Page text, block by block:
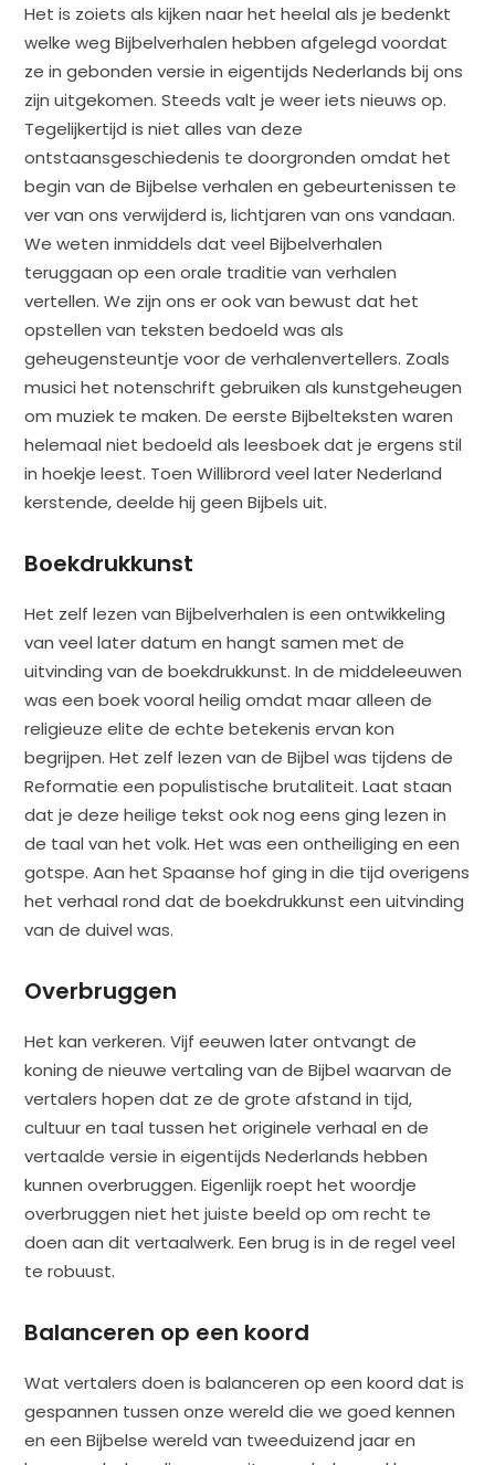
Het is zoiets als kijken naar het heelal als je bedenkt
welke weg Bijbelverhalen hebben afgelegd voordat
ze in gebonden versie in eigentijds Nederlands bij ons
zijn uitgekomen. Steeds valt je weer iets nieuws op.
Tegelijkertijd is niet alles van deze
ontstaansgeschiedenis te doorgronden omdat het
begin van de Bijbelse verhalen en gebeurtenissen te
ver van ons verwijderd is, lichtjaren van ons vandaan.
We weten inmiddels dat veel Bijbelverhalen
teruggaan op een orale traditie van verhalen
vertellen. We zijn ons er ook van bewust dat het
opstellen van teksten bedoeld was als
geheugensteuntje voor de verhalenvertellers. Zoals
musici het notenschrift gebruiken als kunstgeheugen
om muziek te maken. De eerste Bijbelteksten waren
helemaal niet bedoeld als leesboek dat je ergens stil
in hoekje leest. Toen Willibrord veel later Nederland
kerstende, deelde hij geen Bijbels uit.
Boekdrukkunst
Het zelf lezen van Bijbelverhalen is een ontwikkeling
van veel later datum en hangt samen met de
uitvinding van de boekdrukkunst. In de middeleeuwen
was een boek vooral heilig omdat maar alleen de
religieuze elite de echte betekenis ervan kon
begrijpen. Het zelf lezen van de Bijbel was tijdens de
Reformatie een populistische brutaliteit. Laat staan
dat je deze heilige tekst ook nog eens ging lezen in
de taal van het volk. Het was een ontheiliging en een
gotspe. Aan het Spaanse hof ging in die tijd overigens
het verhaal rond dat de boekdrukkunst een uitvinding
van de duivel was.
Overbruggen
Het kan verkeren. Vijf eeuwen later ontvangt de
koning de nieuwe vertaling van de Bijbel waarvan de
vertalers hopen dat ze de grote afstand in tijd,
cultuur en taal tussen het originele verhaal en de
vertaalde versie in eigentijds Nederlands hebben
kunnen overbruggen. Eigenlijk roept het woordje
overbruggen niet het juiste beeld op om recht te
doen aan dit vertaalwerk. Een brug is in de regel veel
te robuust.
Balanceren op een koord
Wat vertalers doen is balanceren op een koord dat is
gespannen tussen onze wereld die we goed kennen
en een Bijbelse wereld van tweeduizend jaar en